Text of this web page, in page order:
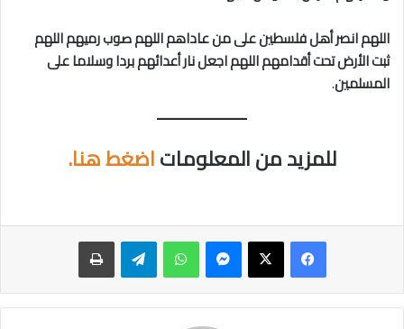
اللهم انصر أهل فلسطين على من عاداهم اللهم صوب رميهم اللهم
ثبت الأرض تحت أقدامهم اللهم اجعل نار أعدائهم بردا وسلاما على
المسلمين.
للمزيد من المعلوماتاضغط هنا.
ماسنجر واتساب تيلقرام طباعة